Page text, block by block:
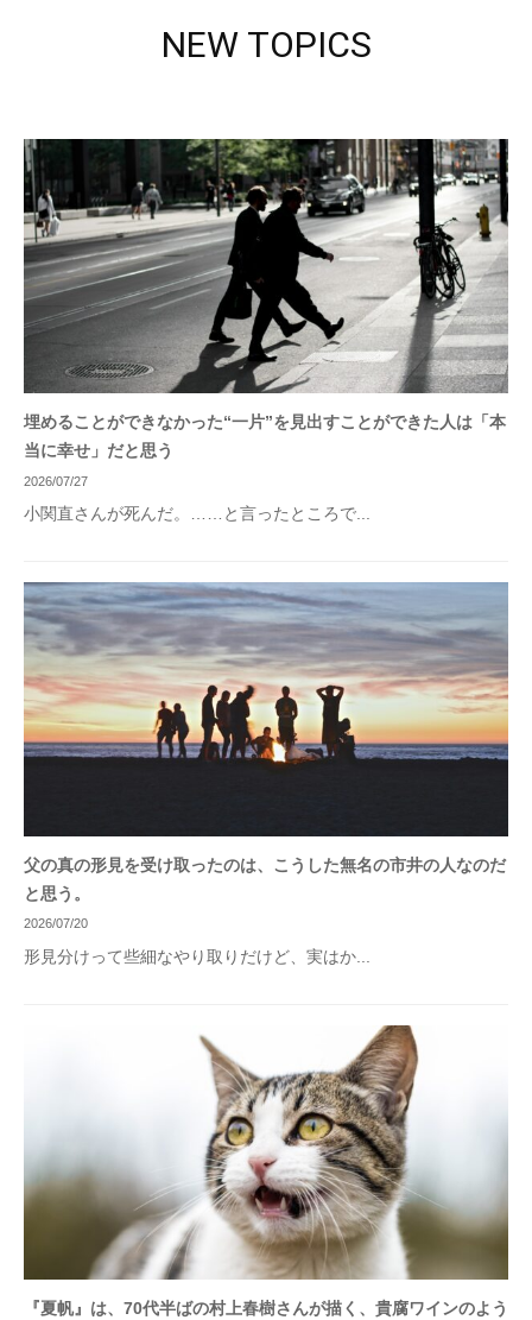
NEW TOPICS
埋めることができなかった“一片”を見出すことができた人は「本
当に幸せ」だと思う
2026/07/27
小関直さんが死んだ。……と言ったところで...
父の真の形見を受け取ったのは、こうした無名の市井の人なのだ
と思う。
2026/07/20
形見分けって些細なやり取りだけど、実はか...
『夏帆』は、70代半ばの村上春樹さんが描く、貴腐ワインのよう